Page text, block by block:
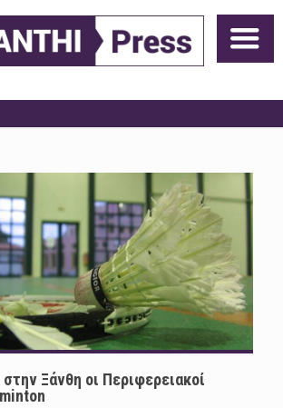
Ξάνθη οι Περιφερειακοί